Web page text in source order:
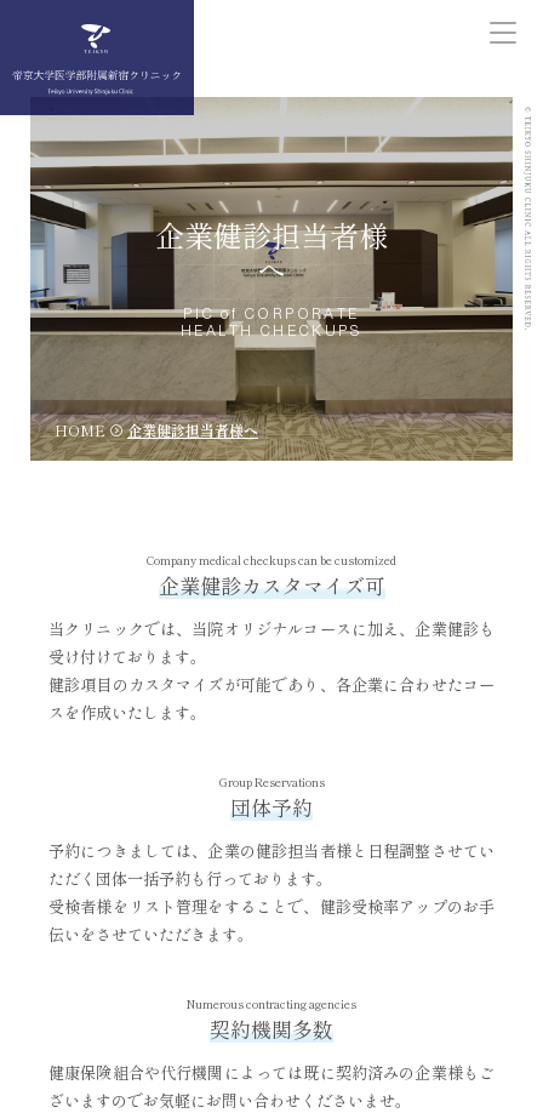
企業健診担当者様
へ
PIC of CORPORATE
HEALTH CHECKUPS
HOME 企業健診担当者様へ
Company medical checkups can be customized
企業健診カスタマイズ可
当クリニックでは、当院オリジナルコースに加え、企業健診も
受け付けております。
健診項目のカスタマイズが可能であり、各企業に合わせたコー
スを作成いたします。
Group Reservations
団体予約
予約につきましては、企業の健診担当者様と日程調整させてい
ただく団体一括予約も行っております。
受検者様をリスト管理をすることで、健診受検率アップのお手
伝いをさせていただきます。
Numerous contracting agencies
契約機関多数
健康保険組合や代行機関によっては既に契約済みの企業様もご
ざいますのでお気軽にお問い合わせくださいませ。